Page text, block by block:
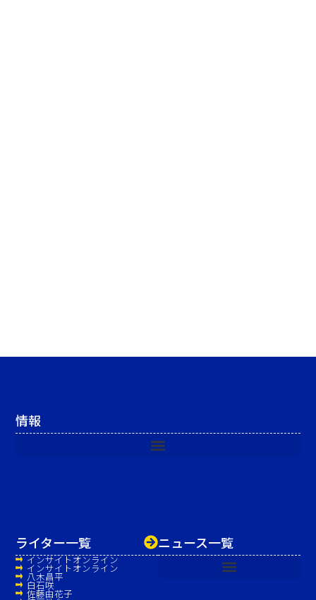
ニュース一覧
ライター一覧
インサイトオンライン
インサイトオンライン
八木昌平
白石咲
佐藤由花子
情報